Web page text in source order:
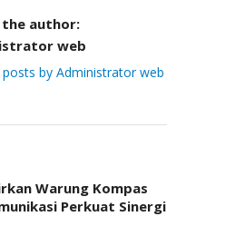
author:
web
posts by Administrator web
Warung Kompas
Perkuat Sinergi